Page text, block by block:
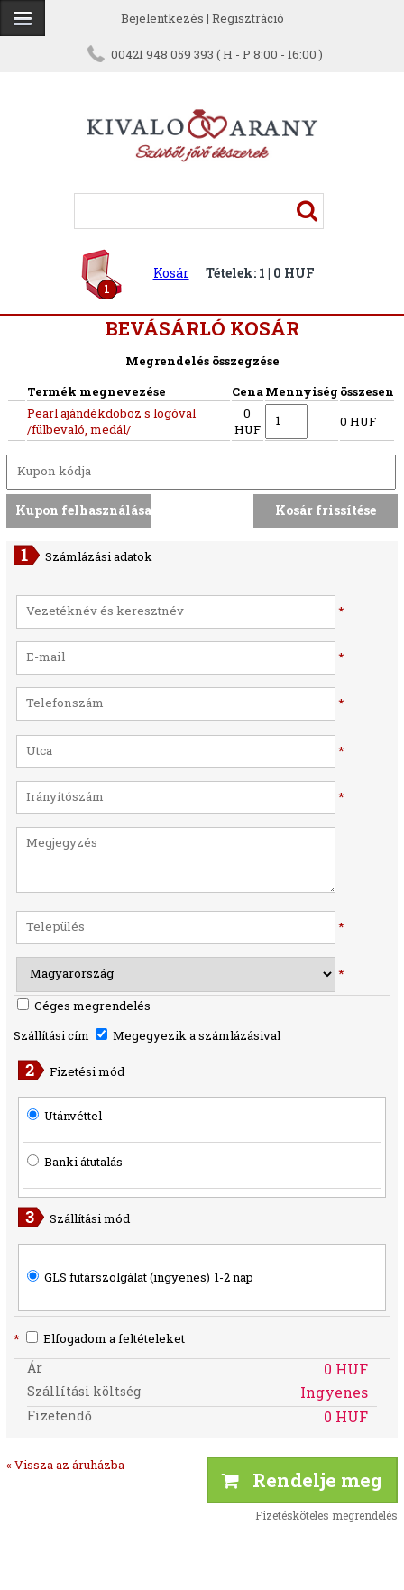
Bejelentkezés | Regisztráció
00421 948 059 393 ( H - P 8:00 - 16:00 )
1
Kosár Tételek: 1 | 0 HUF
BEVÁSÁRLÓ KOSÁR
Megrendelés összegzése
Termék megnevezése
CenaMennyiség összesen
Pearl ajándékdoboz s logóval
/fülbevaló, medál/
0
HUF
0 HUF
Számlázási adatok
*
*
*
*
*
*
*
Céges megrendelés
Szállítási cím
Megegyezik a számlázásival
Fizetési mód
Utánvéttel
Banki átutalás
Szállítási mód
GLS futárszolgálat (ingyenes) 1-2 nap
* Elfogadom a feltételeket
Ár 0 HUF
Szállítási költség Ingyenes
Fizetendő 0 HUF
« Vissza az áruházba
Rendelje meg
Fizetésköteles megrendelés